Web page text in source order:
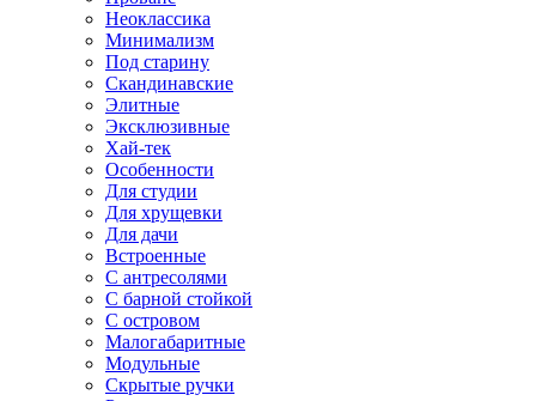
Неоклассика
Минимализм
Под старину
Скандинавские
Элитные
Эксклюзивные
Хай-тек
Особенности
Для студии
Для хрущевки
Для дачи
Встроенные
С антресолями
С барной стойкой
С островом
Малогабаритные
Модульные
Скрытые ручки